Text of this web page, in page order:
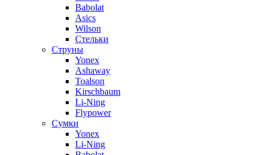
Babolat
Asics
Wilson
Стельки
Струны
Yonex
Ashaway
Toalson
Kirschbaum
Li-Ning
Flypower
Сумки
Yonex
Li-Ning